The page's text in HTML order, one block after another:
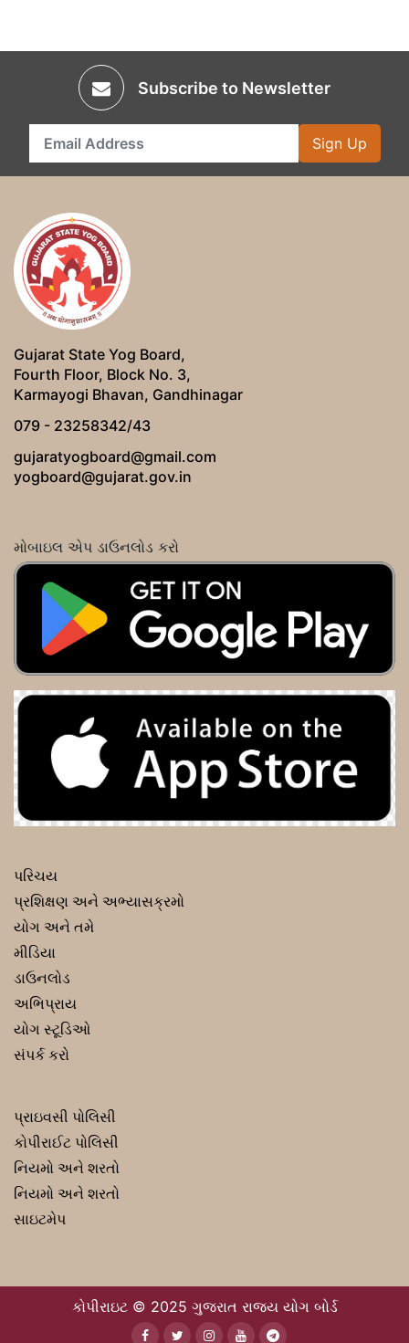
Subscribe to Newsletter
Sign Up
Gujarat State Yog Board,
Fourth Floor, Block No. 3,
Karmayogi Bhavan, Gandhinagar
079 - 23258342/43
gujaratyogboard@gmail.com
yogboard@gujarat.gov.in
મોબાઇલ એપ ડાઉનલોડ કરો
પરિચય
પ્રશિક્ષણ અને અભ્યાસક્રમો
યોગ અને તમે
મીડિયા
ડાઉનલોડ
અભિપ્રાય
યોગ સ્ટૂડિઓ
સંપર્ક કરો
પ્રાઇવસી પોલિસી
કોપીરાઈટ પોલિસી
નિયમો અને શરતો
નિયમો અને શરતો
સાઇટમેપ
કોપીરાઇટ © 2025 ગુજરાત રાજય યોગ બોર્ડ